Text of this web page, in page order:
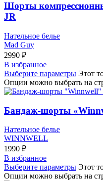
Шорты
JR
Нательное белье
Mad Guy
2990 ₽
В избранное
Выберите параметры Этот
Опции можно выбрать на
Бандаж-шорты
Нательное белье
WINNWELL
1990 ₽
В избранное
Выберите параметры Этот
Опции можно выбрать на